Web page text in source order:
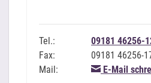
Tel.:
09181 46256-
Fax:
09181 46256-
Mail:
E-Mail